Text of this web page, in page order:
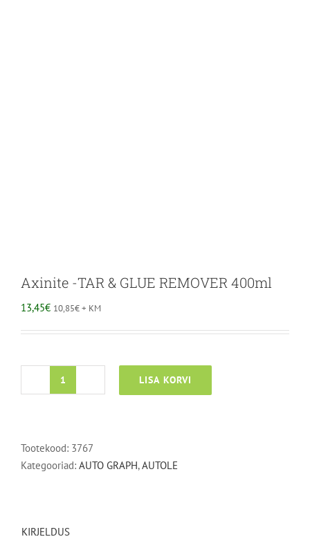
Axinite -TAR & GLUE REMOVER 400ml
13,45€ 10,85€+ KM
Axinite
LISA KORVI
Tootekood: 3767
Kategooriad: AUTO GRAPH,AUTOLE
KIRJELDUS